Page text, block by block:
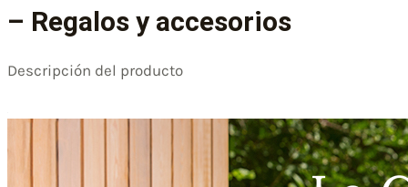
– Regalos y accesorios
Descripción del producto